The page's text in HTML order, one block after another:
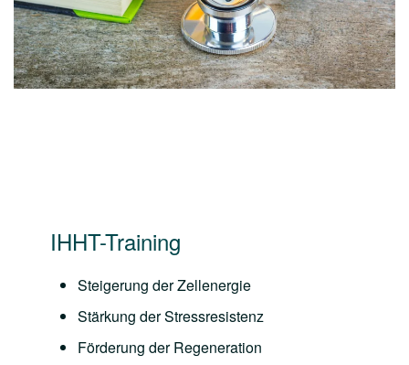
IHHT-Training
Steigerung der Zellenergie
Stärkung der Stressresistenz
Förderung der Regeneration